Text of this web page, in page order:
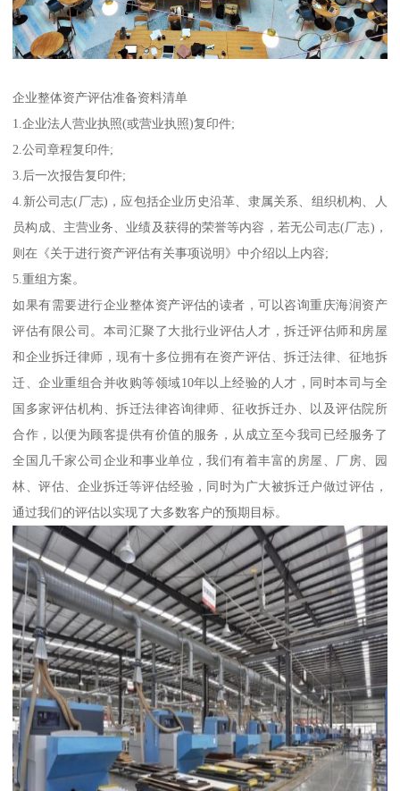
企业整体资产评估准备资料清单
1.企业法人营业执照(或营业执照)复印件;
2.公司章程复印件;
3.后一次报告复印件;
4.新公司志(厂志)，应包括企业历史沿革、隶属关系、组织机构、人
员构成、主营业务、业绩及获得的荣誉等内容，若无公司志(厂志)，
则在《关于进行资产评估有关事项说明》中介绍以上内容;
5.重组方案。
如果有需要进行企业整体资产评估的读者，可以咨询重庆海润资产
评估有限公司。本司汇聚了大批行业评估人才，拆迁评估师和房屋
和企业拆迁律师，现有十多位拥有在资产评估、拆迁法律、征地拆
迁、企业重组合并收购等领域10年以上经验的人才，同时本司与全
国多家评估机构、拆迁法律咨询律师、征收拆迁办、以及评估院所
合作，以便为顾客提供有价值的服务，从成立至今我司已经服务了
全国几千家公司企业和事业单位，我们有着丰富的房屋、厂房、园
林、评估、企业拆迁等评估经验，同时为广大被拆迁户做过评估，
通过我们的评估以实现了大多数客户的预期目标。